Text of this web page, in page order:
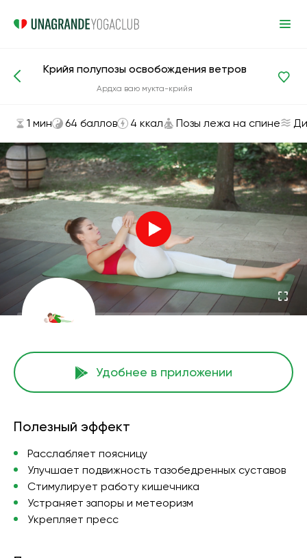
Асаны и упражнения Позы лежа на спине
Крийя полупозы освобождения ветров
Ардха ваю мукта-крийя
1 мин 64 баллов 4 ккал Позы лежа на спине
Удобнее в приложении
Полезный эффект
Расслабляет поясницу
Улучшает подвижность тазобедренных суставов
Стимулирует работу кишечника
Устраняет запоры и метеоризм
Укрепляет пресс